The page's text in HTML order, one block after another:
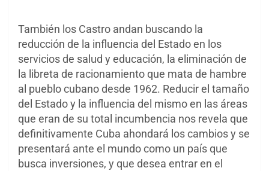
También los Castro andan buscando la
reducción de la influencia del Estado en los
servicios de salud y educación, la eliminación de
la libreta de racionamiento que mata de hambre
al pueblo cubano desde 1962. Reducir el tamaño
del Estado y la influencia del mismo en las áreas
que eran de su total incumbencia nos revela que
definitivamente Cuba ahondará los cambios y se
presentará ante el mundo como un país que
busca inversiones, y que desea entrar en el